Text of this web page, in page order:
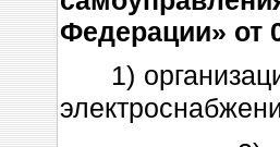
Федерации» от
1)